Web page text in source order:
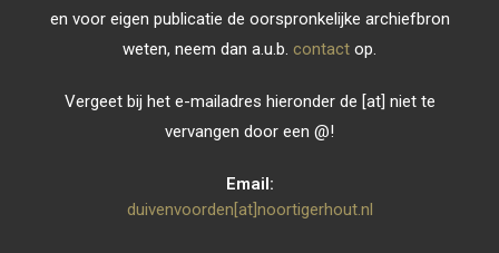
en voor eigen publicatie de oorspronkelijke archiefbron
weten, neem dan a.u.b. contact op.
Vergeet bij het e-mailadres hieronder de [at] niet te
vervangen door een @!
Email:
duivenvoorden[at]noortigerhout.nlOpent